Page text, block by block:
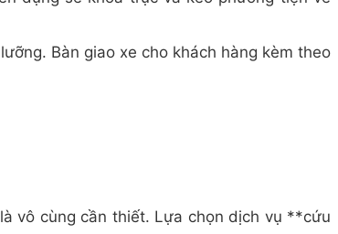
Bàn giao xe cho khách hàng kèm theo
vô cùng cần thiết. Lựa chọn dịch vụ **cứu